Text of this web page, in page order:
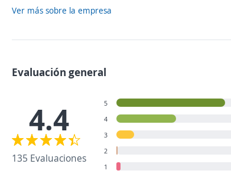
Ver más sobre la empresa
Evaluación general
4.4
135 Evaluaciones
5
4
3
2
1